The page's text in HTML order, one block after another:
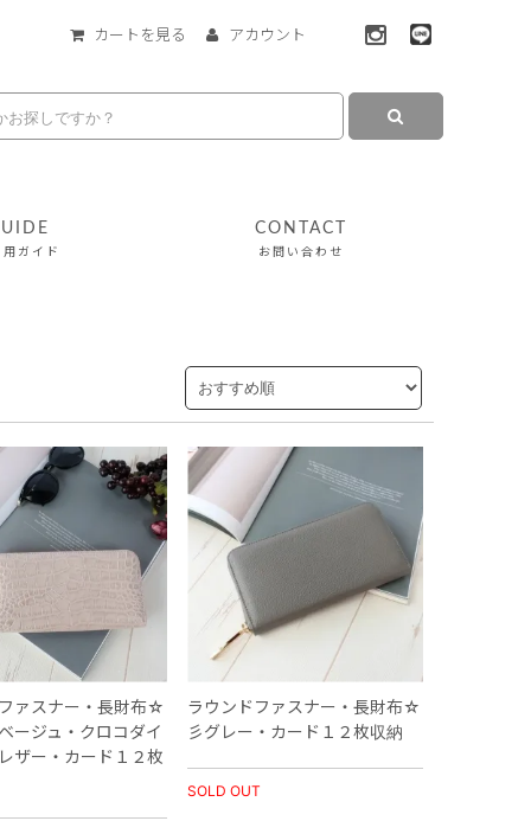
カートを見る アカウント
ガイド
CONTACT
お問い合わせ
ァスナー・長財布☆
ージュ・クロコダイ
ザー・カード１２枚
ラウンドファスナー・長財布☆
彡グレー・カード１２枚収納
SOLD OUT